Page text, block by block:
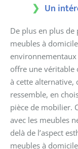
Un
De plus en plus
meubles à
offre une véritable
à cette alternative,
ressemble, en
pièce de mobilier.
avec les meubles
delà de l’aspect
meubles à